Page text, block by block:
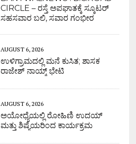
CIRCLE – ರಸ್ತೆ ಅಪಘಾತಕ್ಕೆ ಸ್ಕೂಟರ್
ಸಹಸವಾರ ಬಲಿ, ಸವಾರ ಗಂಭೀರ
AUGUST 6, 2026
ಉಳಿಗ್ರಾಮದಲ್ಲಿ ಮನೆ ಕುಸಿತ; ಶಾಸಕ
ರಾಜೇಶ್ ನಾಯ್ಕ್ ಭೇಟಿ
AUGUST 6, 2026
ಅಯೋಧ್ಯೆಯಲ್ಲಿ ರೋಹಿಣಿ ಉದಯ್
ಮತ್ತು ಶಿಷ್ಯೆಯರಿಂದ ಕಾರ್ಯಕ್ರಮ